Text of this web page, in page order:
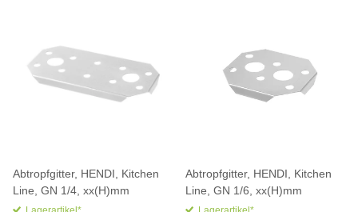
Abtropfgitter, HENDI, Kitchen
Line, GN 1/4, xx(H)mm
Abtropfgitter, HENDI, Kitchen
Line, GN 1/6, xx(H)mm